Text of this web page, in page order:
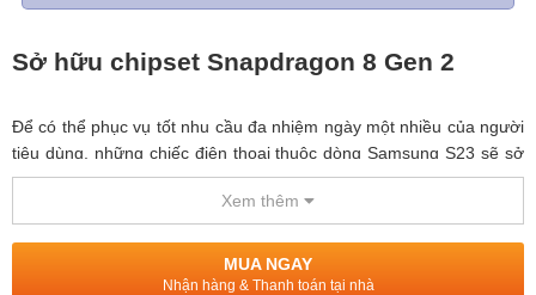
Sở hữu chipset Snapdragon 8 Gen 2
Để có thể phục vụ tốt nhu cầu đa nhiệm ngày một nhiều của người
tiêu dùng, những chiếc điện thoại thuộc dòng Samsung S23 sẽ sở
hữu chipset siêu khủng với khả năng xử lý cực kỳ mạnh mẽ.
Samsung S23 Ultra chính hãng cũng không nằm ngoài xu thế.
Xem thêm
MUA NGAY
Nhận hàng & Thanh toán tại nhà